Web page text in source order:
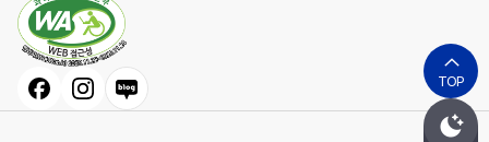
페이스북인스타그램
블로그 TOP